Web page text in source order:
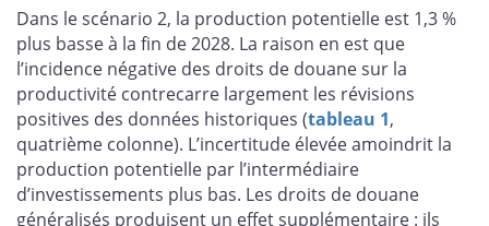
Dans le scénario 2, la production potentielle est 1,3 %
plus basse à la fin de 2028. La raison en est que
l’incidence négative des droits de douane sur la
productivité contrecarre largement les révisions
positives des données historiques (tableau 1,
quatrième colonne). L’incertitude élevée amoindrit la
production potentielle par l’intermédiaire
d’investissements plus bas. Les droits de douane
généralisés produisent un effet supplémentaire : ils